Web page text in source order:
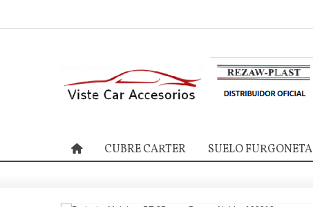
CUBRE CARTER SUELO FURGONETA